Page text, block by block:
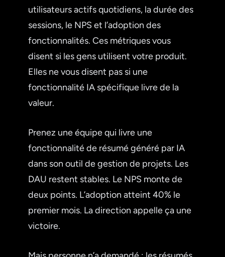
utilisateurs actifs quotidiens, la durée des
sessions, le NPS et l’adoption des
fonctionnalités. Ces métriques vous
disent si les gens utilisent votre produit.
Elles ne vous disent pas si une
fonctionnalité IA spécifique livre de la
valeur.
Prenez une équipe qui livre une
fonctionnalité de résumé généré par IA
dans son outil de gestion de projets. Les
DAU restent stables. Le NPS monte de
deux points. L’adoption atteint 40% le
premier mois. La direction appelle ça une
victoire.